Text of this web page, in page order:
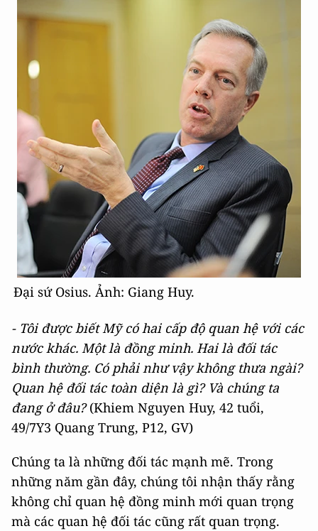
Đại sứ Osius. Ảnh: Giang Huy.
- Tôi được biết Mỹ có hai cấp độ quan hệ với các
nước khác. Một là đồng minh. Hai là đối tác
bình thường. Có phải như vậy không thưa ngài?
Quan hệ đối tác toàn diện là gì? Và chúng ta
đang ở đâu?(Khiem Nguyen Huy, 42 tuổi,
49/7Y3 Quang Trung, P12, GV)
Chúng ta là những đối tác mạnh mẽ. Trong
những năm gần đây, chúng tôi nhận thấy rằng
không chỉ quan hệ đồng minh mới quan trọng
mà các quan hệ đối tác cũng rất quan trọng.